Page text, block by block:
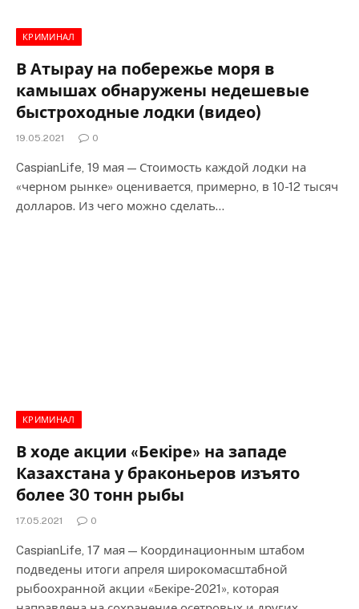
КРИМИНАЛ
В Атырау на побережье моря в
камышах обнаружены недешевые
быстроходные лодки (видео)
19.05.2021 0
CaspianLife, 19 мая — Стоимость каждой лодки на
«черном рынке» оценивается, примерно, в 10-12 тысяч
долларов. Из чего можно сделать…
КРИМИНАЛ
В ходе акции «Бекiре» на западе
Казахстана у браконьеров изъято
более 30 тонн рыбы
17.05.2021 0
CaspianLife, 17 мая — Координационным штабом
подведены итоги апреля широкомасштабной
рыбоохранной акции «Бекiре-2021», которая